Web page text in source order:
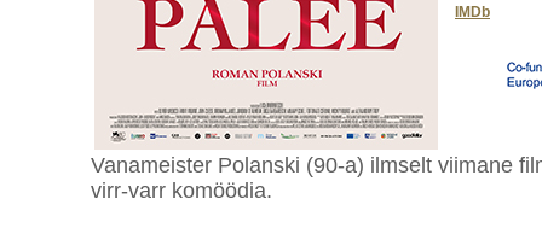
IMDb
Vanameister Polanski (90-a) ilmselt viimane
virr-varr komöödia.